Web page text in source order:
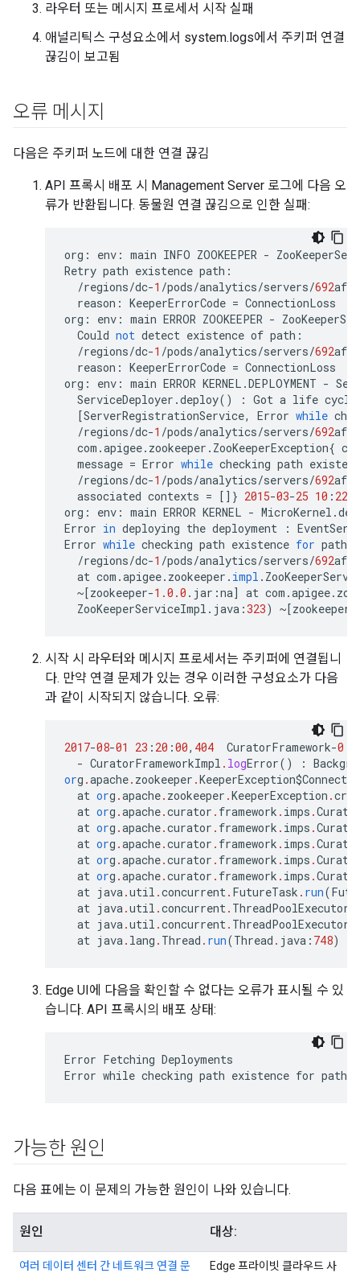
라우터 또는 메시지 프로세서 시작 실패
애널리틱스 구성요소에서 system.logs에서 주키퍼 연결
끊김이 보고됨
오류 메시지
다음은 주키퍼 노드에 대한 연결 끊김
API 프록시 배포 시 Management Server 로그에 다음 오
류가 반환됩니다. 동물원 연결 끊김으로 인한 실패:
org : env : main INFO ZOOKEEPER -
Retry path existence path :
/regions/dc-1 /pods/analytics/servers/692
reason : KeeperErrorCode = ConnectionLoss
org : env : main ERROR ZOOKEEPER -
Could not detect existence of path :
/regions/dc-1 /pods/analytics/servers/692
reason : KeeperErrorCode = ConnectionLoss
org : env : main ERROR KERNEL .DEPLOYMENT -
ServiceDeployer .deploy() : Got a life cycle
[ServerRegistrationService, Error while
/regions/dc-1 /pods/analytics/servers/692
com .apigee. zookeeper . ZooKeeperException{
message = Error while checking path
/regions/dc-1 /pods/analytics/servers/692
associated contexts = []} 2015-03-25 10 : 22
org : env : main ERROR KERNEL - MicroKernel .
Error in deploying the deployment :
Error while checking path existence for path
/regions/dc-1 /pods/analytics/servers/692
at com .apigee. zookeeper . impl .
~[zookeeper-1.0.0 . jar :na] at com .apigee.
ZooKeeperServiceImpl . java :323) ~[zookeeper
시작 시 라우터와 메시지 프로세서는 주키퍼에 연결됩니
다. 만약 연결 문제가 있는 경우 이러한 구성요소가 다음
과 같이 시작되지 않습니다. 오류:
2017-08-01 23 : 20 :00, 404 CuratorFramework-0
- CuratorFrameworkImpl . logError() :
org .apache. zookeeper .
at org .apache. zookeeper .KeeperException .
at org .apache.curator . framework . imps .
at org .apache.curator . framework . imps .
at org .apache.curator . framework . imps .
at org .apache.curator . framework . imps .
at org .apache.curator . framework . imps .
at java.util .concurrent. FutureTask . run(
at java.util .concurrent. ThreadPoolExecutor
at java.util .concurrent.
at java. lang . Thread . run(Thread . java : 748)
Edge UI에 다음을 확인할 수 없다는 오류가 표시될 수 있
습니다. API 프록시의 배포 상태:
Error Fetching Deployments
Error while checking path existence for path:
가능한 원인
다음 표에는 이 문제의 가능한 원인이 나와 있습니다.
원인 대상:
여러 데이터 센터 간 네트워크 연결 문 Edge 프라이빗 클라우드 사